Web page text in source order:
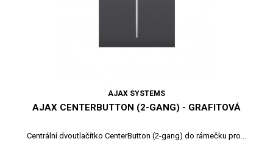
AJAX SYSTEMS
AJAX CENTERBUTTON (2-GANG) - GRAFITOVÁ
Centrální dvoutlačítko CenterButton (2-gang) do rámečku pro...